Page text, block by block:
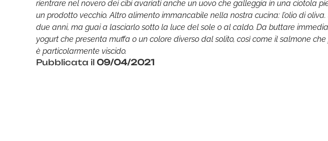
rientrare nel novero dei cibi avariati anche un uovo che galleggia in una ciotola
un prodotto vecchio. Altro alimento immancabile nella nostra cucina: l’olio di
due anni, ma guai a lasciarlo sotto la luce del sole o al caldo. Da buttare
yogurt che presenta muffa o un colore diverso dal solito, così come il salmone
è particolarmente viscido.
Pubblicata il 09/04/2021